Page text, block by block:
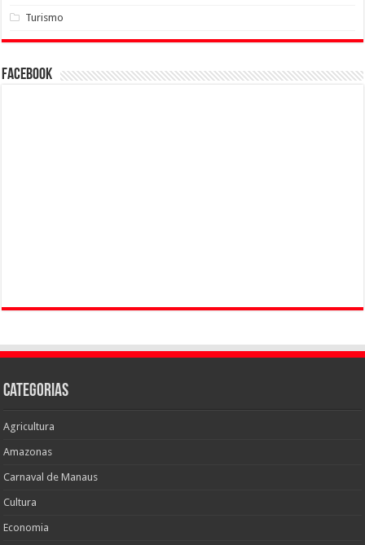
Turismo
Facebook
Categorias
Agricultura
Amazonas
Carnaval de Manaus
Cultura
Economia